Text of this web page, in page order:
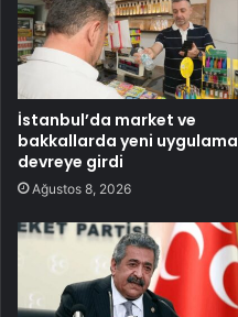
İstanbul’da market ve
bakkallarda yeni uygulama
devreye girdi
Ağustos 8, 2026